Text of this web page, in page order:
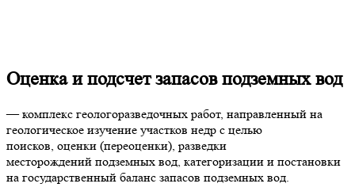
Оценка и подсчет запасов подземных вод
— комплекс геологоразведочных работ, направленный на
геологическое изучение участков недр с целью
поисков, оценки (переоценки), разведки
месторождений подземных вод, категоризации и постановки
на государственный баланс запасов подземных вод.